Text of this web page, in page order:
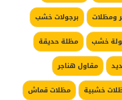
ومظلات
برجولات خشب
خشب
مظلة حديقة
مقاول هناجر
خشبية مظلات قماش